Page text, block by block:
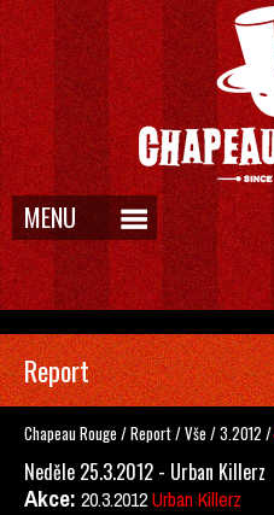
MENU
Report
Chapeau Rouge /Report/Vše /3.2012 /
Neděle 25.3.2012 - Urban Killerz
Akce: 20.3.2012Urban Killerz